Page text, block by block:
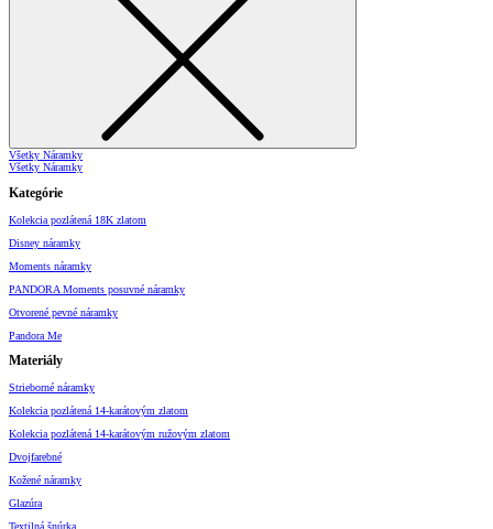
Všetky Náramky
Všetky Náramky
Kategórie
Kolekcia pozlátená 18K zlatom
Disney náramky
Moments náramky
PANDORA Moments posuvné náramky
Otvorené pevné náramky
Pandora Me
Materiály
Strieborné náramky
Kolekcia pozlátená 14-karátovým zlatom
Kolekcia pozlátená 14-karátovým ružovým zlatom
Dvojfarebné
Kožené náramky
Glazúra
Textilná šnúrka